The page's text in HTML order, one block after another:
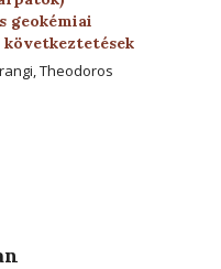
geokémiai
Theodoros